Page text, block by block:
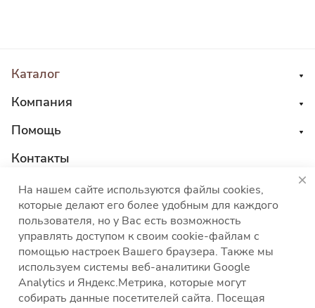
Каталог
Компания
Помощь
Контакты
8 800 555 45 04
sales@choco-corp.com
Политика конфиденциальности Политика
На нашем сайте используются файлы cookies,
которые делают его более удобным для каждого
пользователя, но у Вас есть возможность
управлять доступом к своим cookie-файлам с
помощью настроек Вашего браузера. Также мы
используем системы веб-аналитики Google
Analytics и Яндекс.Метрика, которые могут
собирать данные посетителей сайта. Посещая